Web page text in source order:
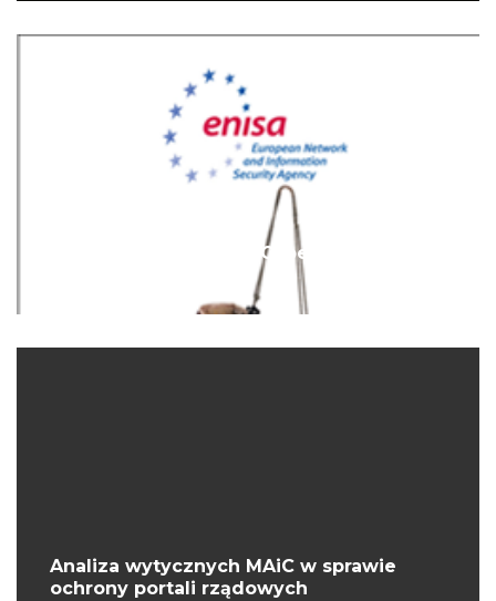
Fundacja Bezpieczna Cyberprzestrzeń
Analiza wytycznych MAiC w sprawie
ochrony portali rządowych